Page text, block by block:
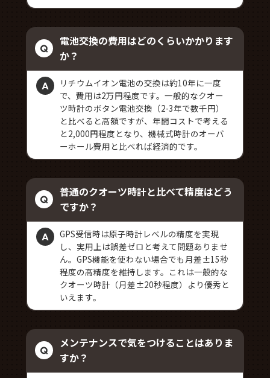
電池交換の費用はどのくらいかかります
か？
リチウムイオン電池の交換は約10年に一度
で、費用は2万円程度です。一般的なクオー
ツ時計のボタン電池交換（2-3年で数千円）
と比べると高額ですが、年間コストで考える
と2,000円程度となり、機械式時計のオーバ
ーホール費用と比べれば経済的です。
普通のクオーツ時計と比べて精度はどう
ですか？
GPS受信時は原子時計レベルの精度を実現
し、実用上は誤差ゼロと考えて問題ありませ
ん。GPS機能を使わない場合でも月差±15秒
程度の高精度を維持します。これは一般的な
クオーツ時計（月差±20秒程度）より優秀と
いえます。
メンテナンスで気をつけることはありま
すか？